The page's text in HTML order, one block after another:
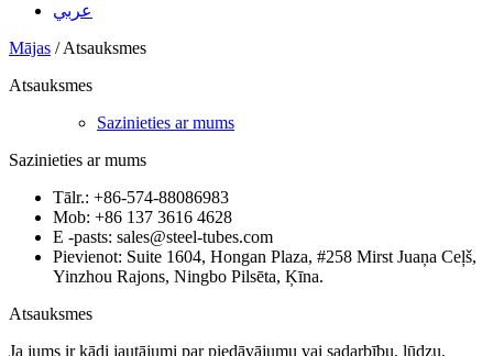
عربي
Mājas / Atsauksmes
Atsauksmes
Sazinieties ar mums
Sazinieties ar mums
Tālr.: +86-574-88086983
Mob: +86 137 3616 4628
E -pasts: sales@steel-tubes.com
Pievienot: Suite 1604, Hongan Plaza, #258 Mirst Juaņa Ceļš,
Yinzhou Rajons, Ningbo Pilsēta, Ķīna.
Atsauksmes
Ja jums ir kādi jautājumi par piedāvājumu vai sadarbību, lūdzu,